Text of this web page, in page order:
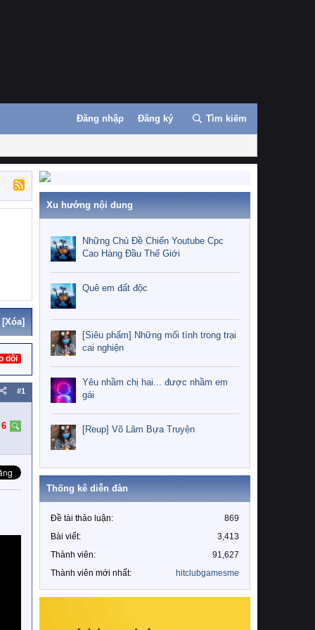
Đăng nhập Đăng ký Tìm kiếm
[Xóa]
dõi
#1
6
Xu hướng nội dung
Những Chủ Đề Chiến Youtube Cpc
Cao Hàng Đầu Thế Giới
Quê em đất độc
[Siêu phẩm] Những mối tình trong trại
cai nghiện
Yêu nhầm chị hai... được nhầm em
gái
[Reup] Võ Lâm Bựa Truyện
Thống kê diễn đàn
Đề tài thảo luận
869
Bài viết
3,413
Thành viên
91,627
Thành viên mới nhất
hitclubgamesme